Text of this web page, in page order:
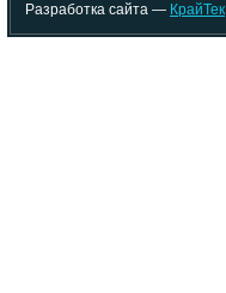
Разработка сайта — КрайТек